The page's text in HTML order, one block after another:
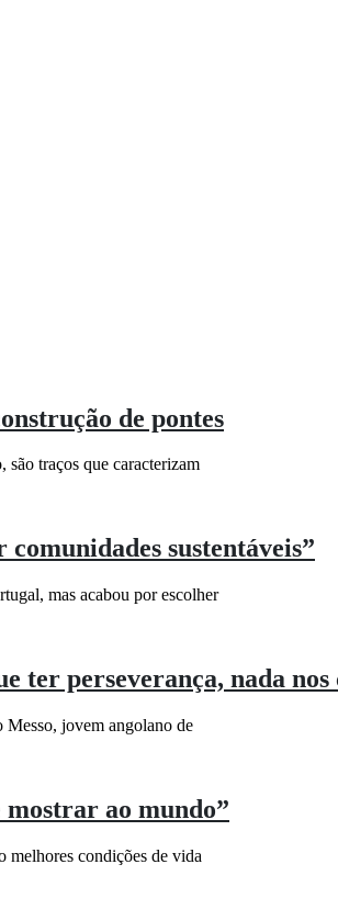
de pontes
traços que caracterizam
sustentáveis”
mas acabou por escolher
ter perseverança, nada nos
jovem angolano de
ao mundo”
melhores condições de vida